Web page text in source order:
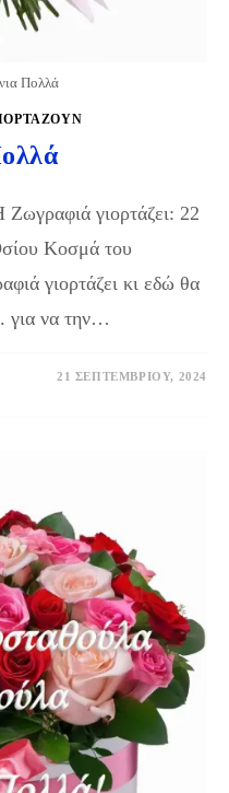
Πολλά
γιορτάζει: 22
Κοσμά του
γιορτάζει κι εδώ θα
για να την…
21 ΣΕΠΤΕΜΒΡΊΟΥ, 2024